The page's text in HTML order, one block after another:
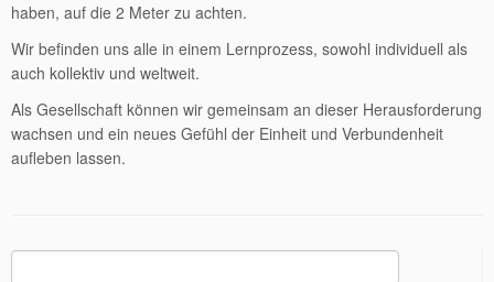
haben, auf die 2 Meter zu achten.
Wir befinden uns alle in einem Lernprozess, sowohl individuell als
auch kollektiv und weltweit.
Als Gesellschaft können wir gemeinsam an dieser Herausforderung
wachsen und ein neues Gefühl der Einheit und Verbundenheit
aufleben lassen.